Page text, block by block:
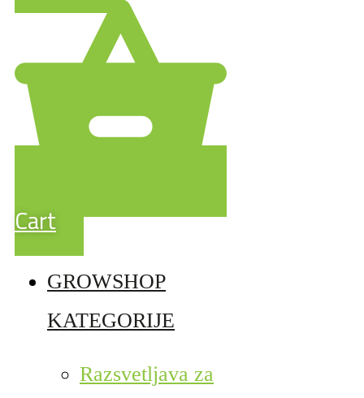
Cart
GROWSHOP
KATEGORIJE
Razsvetljava za